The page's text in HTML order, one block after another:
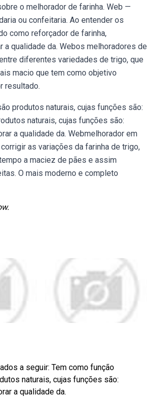
o melhorador de farinha. Web —
ou confeitaria. Ao entender os
como reforçador de farinha,
qualidade da. Webos melhoradores de
diferentes variedades de trigo, que
macio que tem como objetivo
resultado.
produtos naturais, cujas funções são:
naturais, cujas funções são:
a qualidade da. Webmelhorador em
as variações da farinha de trigo,
a maciez de pães e assim
O mais moderno e completo
a seguir: Tem como função
naturais, cujas funções são:
a qualidade da.